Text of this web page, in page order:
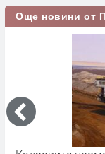
Още новини от